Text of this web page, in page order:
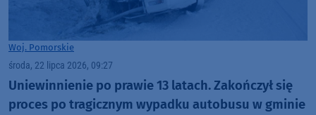
Woj. Pomorskie
środa, 22 lipca 2026, 09:27
Uniewinnienie po prawie 13 latach. Zakończył się
proces po tragicznym wypadku autobusu w gminie